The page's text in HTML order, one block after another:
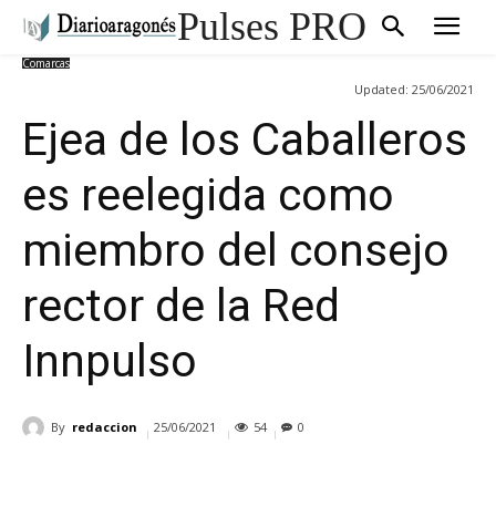
Pulses PRO
Comarcas
Updated: 25/06/2021
Ejea de los Caballeros
es reelegida como
miembro del consejo
rector de la Red
Innpulso
By redaccion 25/06/2021 54 0